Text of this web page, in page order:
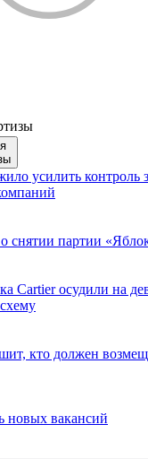
усилить контроль
снятии партии
Cartier осудили на
кто должен
вакансий